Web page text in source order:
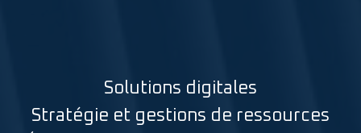
Solutions digitales
Stratégie et gestions de ressources